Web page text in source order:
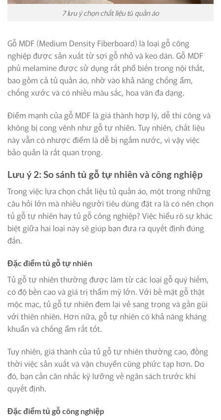
7 lưu ý chọn chất liệu tủ quần áo
Gỗ MDF (Medium Density Fiberboard) là loại gỗ công
nghiệp được sản xuất từ sợi gỗ nhỏ và keo dán. Gỗ MDF
phủ melamine được sử dụng rất phổ biến trong nội thất,
bao gồm cả tủ quần áo, nhờ vào khả năng chống ẩm,
chống xước và có nhiều màu sắc, hoa văn đa dạng.
Điểm mạnh của gỗ MDF là giá thành hợp lý, dễ thi công và
không bị cong vênh như gỗ tự nhiên. Tuy nhiên, chất liệu
này vẫn có nhược điểm là dễ bị ngấm nước, vì vậy việc
bảo quản là rất quan trọng.
Lưu ý 2: So sánh tủ gỗ tự nhiên và công nghiệp
Trong việc lựa chọn chất liệu tủ quần áo, một trong những
câu hỏi lớn mà nhiều người tiêu dùng đặt ra là có nên chọn
tủ gỗ tự nhiên hay tủ gỗ công nghiệp? Việc hiểu rõ sự khác
biệt giữa hai loại này sẽ giúp bạn đưa ra quyết định đúng
đắn.
Đặc điểm tủ gỗ tự nhiên
Tủ gỗ tự nhiên thường được làm từ các loại gỗ quý hiếm,
có độ bền cao và giá trị thẩm mỹ lớn. Với bề mặt gỗ thật
mộc mạc, tủ gỗ tự nhiên đem lại vẻ sang trọng và gần gũi
với thiên nhiên. Hơn nữa, gỗ tự nhiên có khả năng kháng
khuẩn và chống ẩm rất tốt.
Tuy nhiên, giá thành của tủ gỗ tự nhiên thường cao, đồng
thời việc sản xuất và vận chuyển cũng phức tạp hơn. Do
đó, bạn cần cân nhắc kỹ lưỡng về ngân sách trước khi
quyết định.
Đặc điểm tủ gỗ công nghiệp